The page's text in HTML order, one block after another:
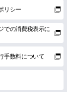
リシー
での消費税表示に
手数料について